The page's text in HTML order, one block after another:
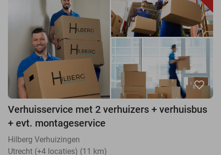
favorite_border
Verhuisservice met 2 verhuizers + verhuisbus
+ evt. montageservice
Hilberg Verhuizingen
Utrecht (+4 locaties) (11 km)